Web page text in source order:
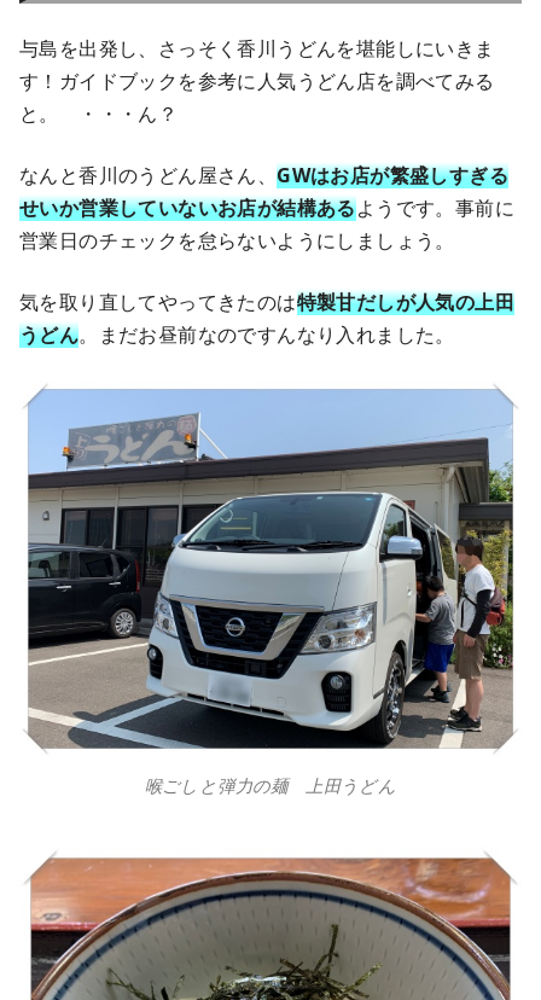
与島を出発し、さっそく香川うどんを堪能しにいきま
す！ガイドブックを参考に人気うどん店を調べてみる
と。 ・・・ん？
なんと香川のうどん屋さん、GWはお店が繁盛しすぎる
せいか営業していないお店が結構あるようです。事前に
営業日のチェックを怠らないようにしましょう。
気を取り直してやってきたのは特製甘だしが人気の上田
うどん。まだお昼前なのですんなり入れました。
喉ごしと弾力の麺 上田うどん